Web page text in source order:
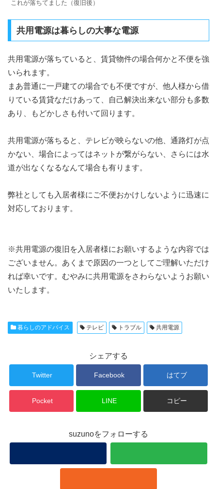
これが落ちてました（復旧後）
共用電源は暮らしの大事な電源
共用電源が落ちていると、賃貸物件の場合何かと不便を強
いられます。
まあ普通に一戸建ての場合でも不便ですが、他人様から借
りている賃貸なだけあって、自己解決出来ない部分も多数
あり、もどかしさも付いて回ります。
共用電源が落ちると、テレビが映らないの他、通路灯が点
かない、場合によってはネットが繋がらない、さらには水
道が出なくなるなんて場合も有ります。
弊社としても入居者様にご不便おかけしないように迅速に
対応しております。
※共用電源の復旧を入居者様にお願いするような内容では
ございません。あくまで原因の一つとしてご理解いただけ
れば幸いです。むやみに共用電源をさわらないようお願い
いたします。
暮らしのアドバイス テレビ トラブル 共用電源
シェアする
Twitter Facebook はてブ
Pocket LINE コピー
suzunoをフォローする